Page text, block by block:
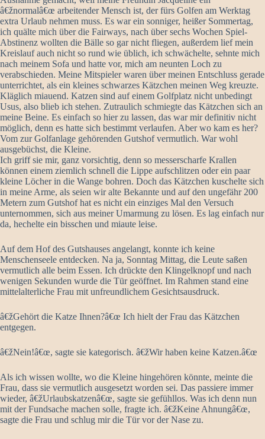
â€žnormalâ€œ arbeitender Mensch ist, der fürs Golfen am Werktag
extra Urlaub nehmen muss. Es war ein sonniger, heißer Sommertag,
ich quälte mich über die Fairways, nach über sechs Wochen Spiel-
Abstinenz wollten die Bälle so gar nicht fliegen, außerdem lief mein
Kreislauf auch nicht so rund wie üblich, ich schwächelte, sehnte mich
nach meinem Sofa und hatte vor, mich am neunten Loch zu
verabschieden. Meine Mitspieler waren über meinen Entschluss gerade
unterrichtet, als ein kleines schwarzes Kätzchen meinen Weg kreuzte.
Kläglich miauend. Katzen sind auf einem Golfplatz nicht unbedingt
Usus, also blieb ich stehen. Zutraulich schmiegte das Kätzchen sich an
meine Beine. Es einfach so hier zu lassen, das war mir definitiv nicht
möglich, denn es hatte sich bestimmt verlaufen. Aber wo kam es her?
Vom zur Golfanlage gehörenden Gutshof vermutlich. War wohl
ausgebüchst, die Kleine.
Ich griff sie mir, ganz vorsichtig, denn so messerscharfe Krallen
können einem ziemlich schnell die Lippe aufschlitzen oder ein paar
kleine Löcher in die Wange bohren. Doch das Kätzchen kuschelte sich
in meine Arme, als seien wir alte Bekannte und auf den ungefähr 200
Metern zum Gutshof hat es nicht ein einziges Mal den Versuch
unternommen, sich aus meiner Umarmung zu lösen. Es lag einfach nur
da, hechelte ein bisschen und miaute leise.
Auf dem Hof des Gutshauses angelangt, konnte ich keine
Menschenseele entdecken. Na ja, Sonntag Mittag, die Leute saßen
vermutlich alle beim Essen. Ich drückte den Klingelknopf und nach
wenigen Sekunden wurde die Tür geöffnet. Im Rahmen stand eine
mittelalterliche Frau mit unfreundlichem Gesichtsausdruck.
â€žGehört die Katze Ihnen?â€œ Ich hielt der Frau das Kätzchen
entgegen.
â€žNein!â€œ, sagte sie kategorisch. â€žWir haben keine Katzen.â€œ
Als ich wissen wollte, wo die Kleine hingehören könnte, meinte die
Frau, dass sie vermutlich ausgesetzt worden sei. Das passiere immer
wieder, â€žUrlaubskatzenâ€œ, sagte sie gefühllos. Was ich denn nun
mit der Fundsache machen solle, fragte ich. â€žKeine Ahnungâ€œ,
sagte die Frau und schlug mir die Tür vor der Nase zu.